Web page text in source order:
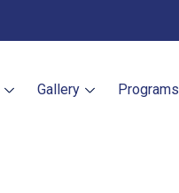
Gallery Programs